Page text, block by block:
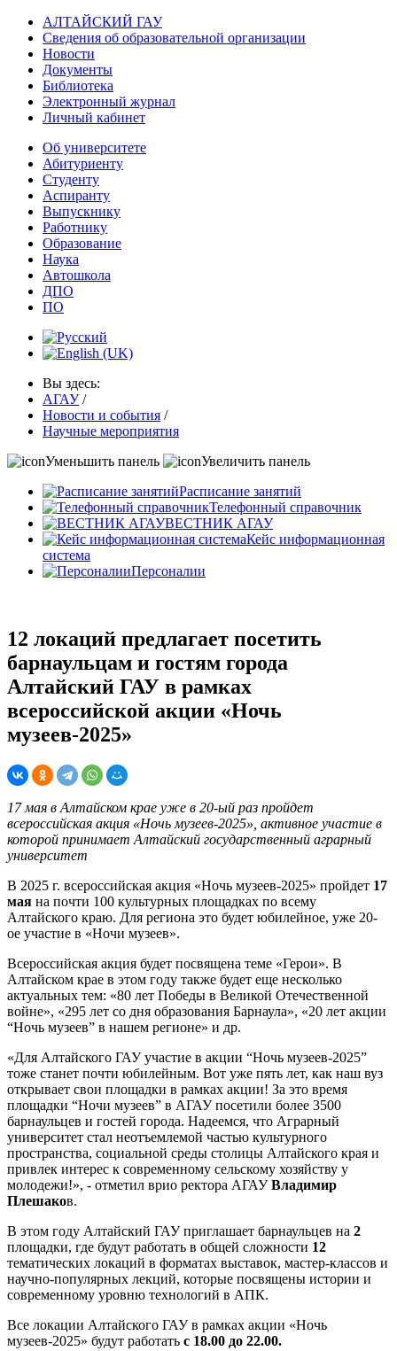
АЛТАЙСКИЙ ГАУ
Сведения об образовательной организации
Новости
Документы
Библиотека
Электронный журнал
Личный кабинет
Об университете
Абитуриенту
Студенту
Аспиранту
Выпускнику
Работнику
Образование
Наука
Автошкола
ДПО
ПО
Вы здесь:
АГАУ /
Новости и события /
Научные мероприятия
Уменьшить панель
Увеличить панель
Расписание занятий
Телефонный справочник
ВЕСТНИК АГАУ
Кейс информационная
система
Персоналии
12 локаций предлагает посетить
барнаульцам и гостям города
Алтайский ГАУ в рамках
всероссийской акции «Ночь
музеев-2025»
17 мая в Алтайском крае уже в 20-ый раз пройдет
всероссийская акция «Ночь музеев-2025», активное участие в
которой принимает Алтайский государственный аграрный
университет
В 2025 г. всероссийская акция «Ночь музеев-2025» пройдет 17
мая на почти 100 культурных площадках по всему
Алтайского краю. Для региона это будет юбилейное, уже 20-
ое участие в «Ночи музеев».
Всероссийская акция будет посвящена теме «Герои». В
Алтайском крае в этом году также будет еще несколько
актуальных тем: «80 лет Победы в Великой Отечественной
войне», «295 лет со дня образования Барнаула», «20 лет акции
“Ночь музеев” в нашем регионе» и др.
«Для Алтайского ГАУ участие в акции “Ночь музеев-2025”
тоже станет почти юбилейным. Вот уже пять лет, как наш вуз
открывает свои площадки в рамках акции! За это время
площадки “Ночи музеев” в АГАУ посетили более 3500
барнаульцев и гостей города. Надеемся, что Аграрный
университет стал неотъемлемой частью культурного
пространства, социальной среды столицы Алтайского края и
привлек интерес к современному сельскому хозяйству у
молодежи!», - отметил врио ректора АГАУВладимир
Плешаков.
В этом году Алтайский ГАУ приглашает барнаульцев на 2
площадки, где будут работать в общей сложности 12
тематических локаций в форматах выставок, мастер-классов и
научно-популярных лекций, которые посвящены истории и
современному уровню технологий в АПК.
Все локации Алтайского ГАУ в рамках акции «Ночь
музеев-2025» будут работать с 18.00 до 22.00.